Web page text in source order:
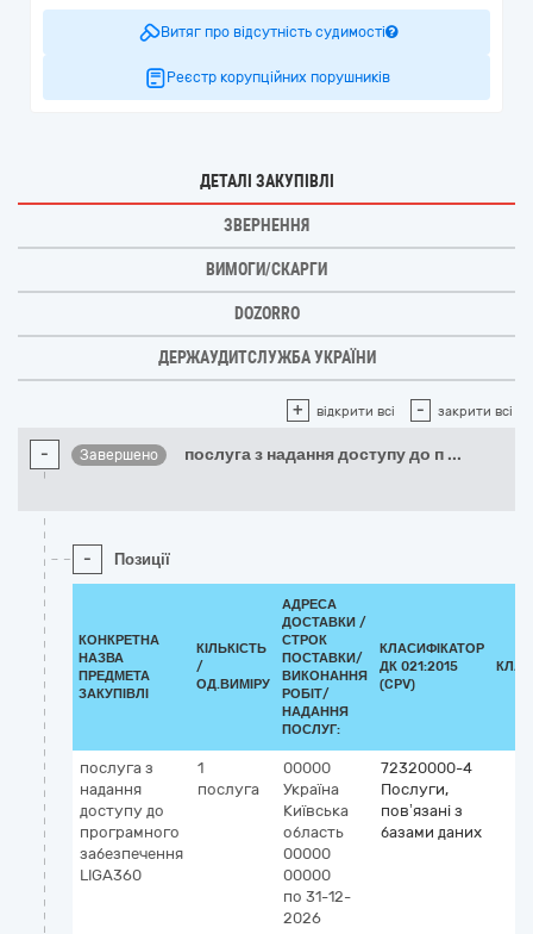
Витяг про відсутність судимості
Реєстр корупційних порушників
ДЕТАЛІ ЗАКУПІВЛІ
ЗВЕРНЕННЯ
ВИМОГИ/СКАРГИ
DOZORRO
ДЕРЖАУДИТСЛУЖБА УКРАЇНИ
+ відкрити всі - закрити всі
- Завершено послуга з надання доступу до п ...
- Позиції
КОНКРЕТНА
НАЗВА
ПРЕДМЕТА
ЗАКУПІВЛІ
КІЛЬКІСТЬ
/
ОД.ВИМІРУ
АДРЕСА
ДОСТАВКИ /
СТРОК
ПОСТАВКИ/
ВИКОНАННЯ
РОБІТ/
НАДАННЯ
ПОСЛУГ:
КЛАСИФІКАТОР
ДК 021:2015
(CPV)
послуга з
надання
доступу до
програмного
забезпечення
LIGA360
1
послуга
00000
Україна
Київська
область
00000
00000
по 31-12-
2026
72320000-4
Послуги,
пов’язані з
базами даних